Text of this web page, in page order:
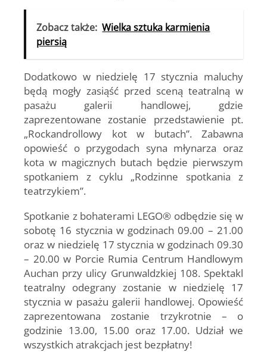
Zobacz także: Wielka sztuka karmienia
piersią
Dodatkowo w niedzielę 17 stycznia maluchy
będą mogły zasiąść przed sceną teatralną w
pasażu galerii handlowej, gdzie
zaprezentowane zostanie przedstawienie pt.
„Rockandrollowy kot w butach”. Zabawna
opowieść o przygodach syna młynarza oraz
kota w magicznych butach będzie pierwszym
spotkaniem z cyklu „Rodzinne spotkania z
teatrzykiem”.
Spotkanie z bohaterami LEGO® odbędzie się w
sobotę 16 stycznia w godzinach 09.00 – 21.00
oraz w niedzielę 17 stycznia w godzinach 09.30
– 20.00 w Porcie Rumia Centrum Handlowym
Auchan przy ulicy Grunwaldzkiej 108. Spektakl
teatralny odegrany zostanie w niedzielę 17
stycznia w pasażu galerii handlowej. Opowieść
zaprezentowana zostanie trzykrotnie – o
godzinie 13.00, 15.00 oraz 17.00. Udział we
wszystkich atrakcjach jest bezpłatny!